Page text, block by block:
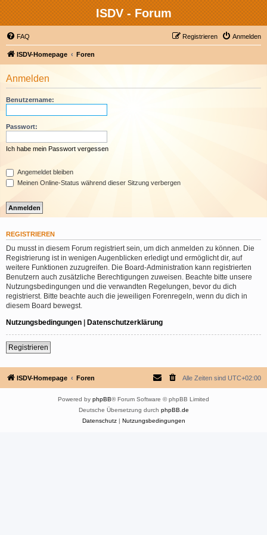
ISDV - Forum
FAQ Anmelden
Registrieren
ISDV-Homepage Foren
Anmelden
Benutzername:
Passwort:
Ich habe mein Passwort vergessen
Angemeldet bleiben
Meinen Online-Status während dieser Sitzung verbergen
REGISTRIEREN
Du musst in diesem Forum registriert sein, um dich anmelden zu können. Die
Registrierung ist in wenigen Augenblicken erledigt und ermöglicht dir, auf
weitere Funktionen zuzugreifen. Die Board-Administration kann registrierten
Benutzern auch zusätzliche Berechtigungen zuweisen. Beachte bitte unsere
Nutzungsbedingungen und die verwandten Regelungen, bevor du dich
registrierst. Bitte beachte auch die jeweiligen Forenregeln, wenn du dich in
diesem Board bewegst.
Nutzungsbedingungen | Datenschutzerklärung
Registrieren
ISDV-Homepage Foren Alle Zeiten sind UTC+02:00
Powered by phpBB® Forum Software © phpBB Limited
Deutsche Übersetzung durch phpBB.de
Datenschutz| Nutzungsbedingungen